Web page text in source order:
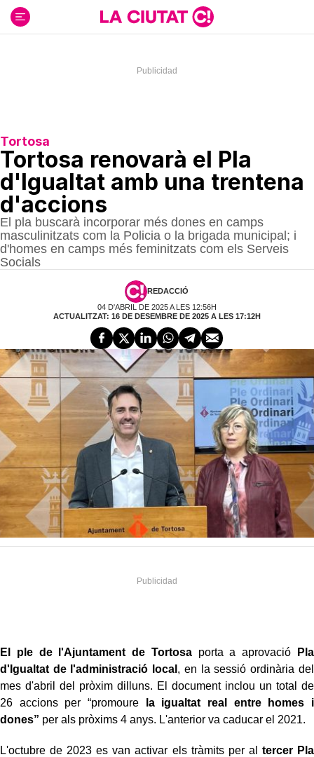
contenido
Tortosa
Tortosa renovarà el Pla
d'Igualtat amb una trentena
d'accions
El pla buscarà incorporar més dones en camps
masculinitzats com la Policia o la brigada municipal; i
d'homes en camps més feminitzats com els Serveis
Socials
REDACCIÓ
04 D'ABRIL DE 2025 A LES 12:56H
ACTUALITZAT: 16 DE DESEMBRE DE 2025 A LES 17:12H
El ple de l'Ajuntament de Tortosaporta a aprovació
Pla
d'Igualtat de l'administració local , en la sessió ordinària del
mes d'abril del pròxim dilluns. El document inclou un total de
26 accions per “promoure
la igualtat real entre homes i
dones” per als pròxims 4 anys. L'anterior va caducar el 2021.
L'octubre de 2023 es van activar els tràmits per al tercer Pla